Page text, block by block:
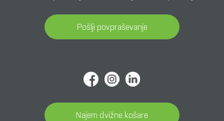
Pošlji povpraševanje
Najem dvižne košare